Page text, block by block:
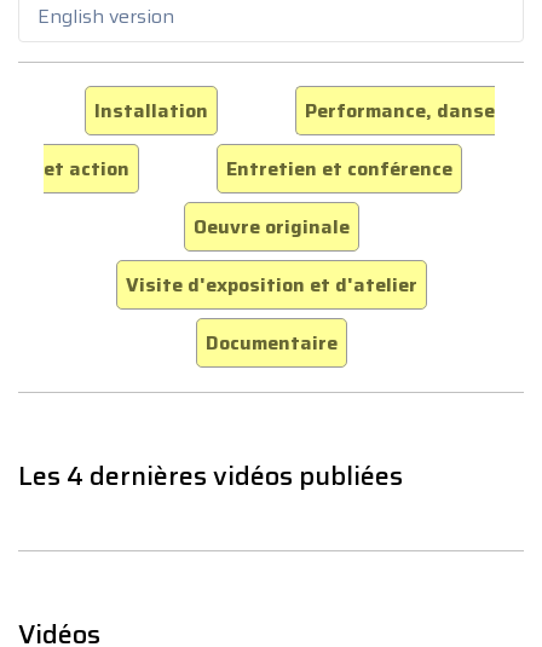
English version
Installation
Performance, danse
et action
Entretien et conférence
Oeuvre originale
Visite d'exposition et d'atelier
Documentaire
Les 4 dernières vidéos publiées
Vidéos